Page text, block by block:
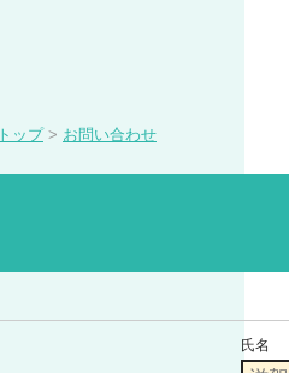
トップ > お問い合わせ
氏名